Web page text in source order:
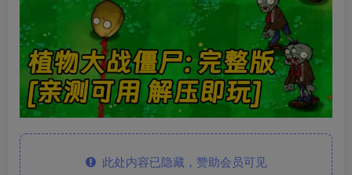
此处内容已隐藏，赞助会员可见